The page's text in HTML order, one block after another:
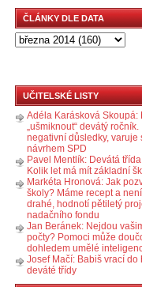
ČLÁNKY DLE DATA
UČITELSKÉ LISTY
Adéla Karásková Skoupá:
„ušmiknout“ devátý
negativní důsledky, varuje
návrhem SPD
Pavel Mentlík: Devátá
Kolik let má mít základní
Markéta Hronová: Jak
školy? Máme recept a
drahé, hodnotí pětiletý
nadačního fondu
Jan Beránek: Nejdou
počty? Pomoci může
dohledem umělé
Josef Mačí: Babiš vrací do
deváté třídy